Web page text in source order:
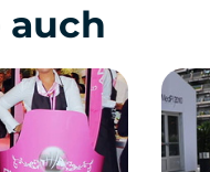
auch